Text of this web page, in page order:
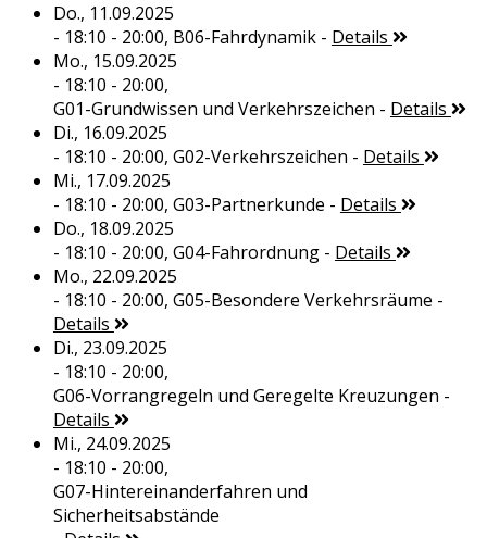
Do., 11.09.2025
- 18:10 - 20:00, B06-Fahrdynamik- Details
Mo., 15.09.2025
- 18:10 - 20:00,
G01-Grundwissen und Verkehrszeichen - Details
Di., 16.09.2025
- 18:10 - 20:00, G02-Verkehrszeichen - Details
Mi., 17.09.2025
- 18:10 - 20:00, G03-Partnerkunde - Details
Do., 18.09.2025
- 18:10 - 20:00, G04-Fahrordnung- Details
Mo., 22.09.2025
- 18:10 - 20:00, G05-Besondere Verkehrsräume -
Details
Di., 23.09.2025
- 18:10 - 20:00,
G06-Vorrangregeln und Geregelte Kreuzungen -
Details
Mi., 24.09.2025
- 18:10 - 20:00,
G07-Hintereinanderfahren und
Sicherheitsabstände